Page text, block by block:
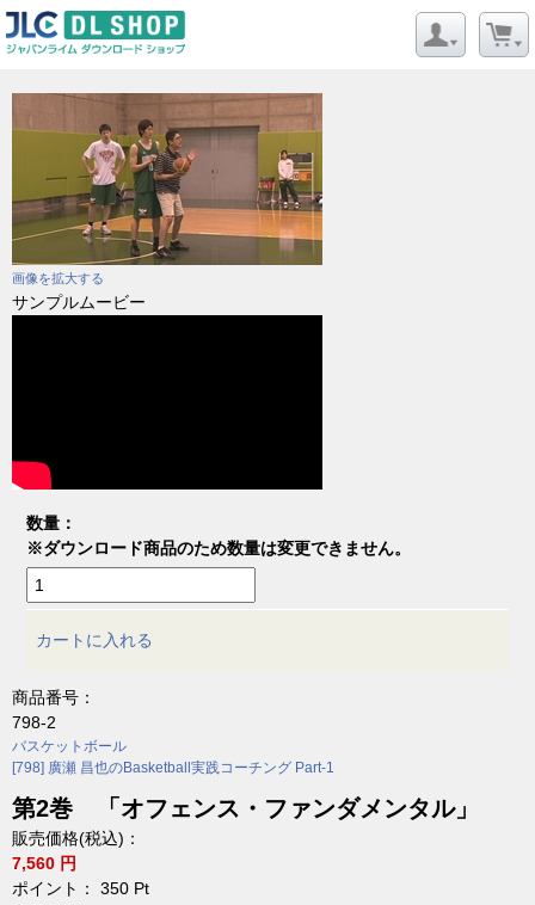
画像を拡大する
サンプルムービー
数量：
※ダウンロード商品のため数量は変更できません。
カートに入れる
商品番号：
798-2
バスケットボール
[798] 廣瀬 昌也のBasketball実践コーチング Part-1
第2巻 「オフェンス・ファンダメンタル」
販売価格(税込)：
7,560 円
ポイント： 350 Pt